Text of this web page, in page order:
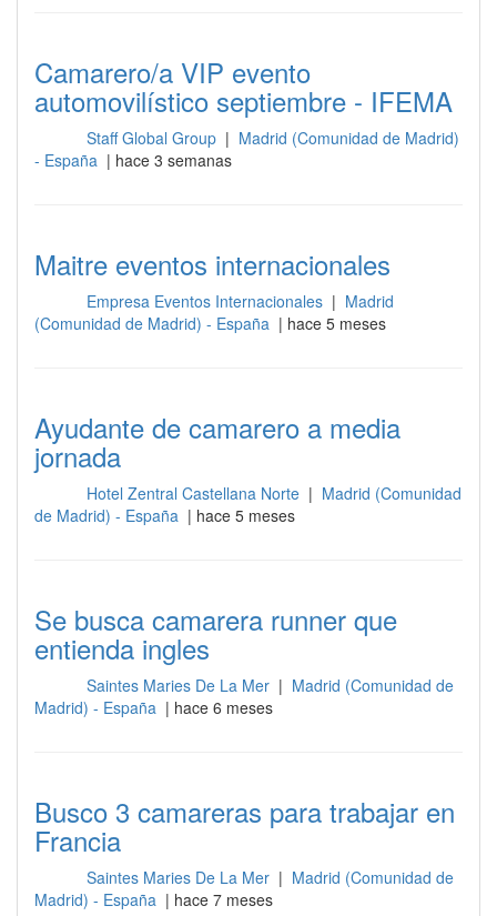
Camarero/a VIP evento
automovilístico septiembre - IFEMA
Staff Global Group | Madrid (Comunidad de Madrid)
- España | hace 3 semanas
Maitre eventos internacionales
Empresa Eventos Internacionales | Madrid
(Comunidad de Madrid) - España | hace 5 meses
Ayudante de camarero a media
jornada
Hotel Zentral Castellana Norte | Madrid (Comunidad
de Madrid) - España | hace 5 meses
Se busca camarera runner que
entienda ingles
Saintes Maries De La Mer | Madrid (Comunidad de
Madrid) - España | hace 6 meses
Busco 3 camareras para trabajar en
Francia
Saintes Maries De La Mer | Madrid (Comunidad de
Madrid) - España | hace 7 meses